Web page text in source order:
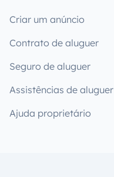
Criar um anúncio
Contrato de aluguer
Seguro de aluguer
Assistências de aluguer
Ajuda proprietário